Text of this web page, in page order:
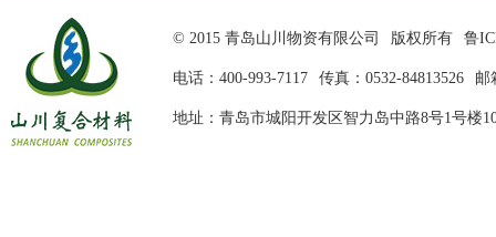
© 2015 青岛山川物资有限公司 版权所有 鲁
电话：400-993-7117 传真：0532-84813526 邮
地址：青岛市城阳开发区智力岛中路8号1号楼